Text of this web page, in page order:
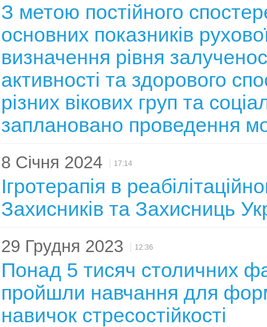
З метою постійного
основних показників
визначення рівня
активності та здорового
різних вікових груп та
заплановано проведення
8 Січня 2024 17:14
Ігротерапія в
Захисників та Захисниць
29 Грудня 2023 12:36
Понад 5 тисяч столичних
пройшли навчання для
навичок стресостійкості